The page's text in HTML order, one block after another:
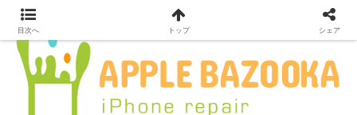
目次へ トップ シェア